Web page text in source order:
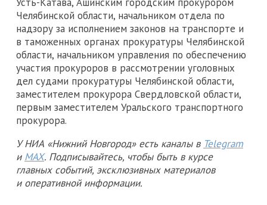
Челябинской области, начальником отдела по
надзору за исполнением законов на транспорте и
в таможенных органах прокуратуры Челябинской
области, начальником управления по обеспечению
участия прокуроров в рассмотрении уголовных
дел судами прокуратуры Челябинской области,
заместителем прокурора Свердловской области,
первым заместителем Уральского транспортного
прокурора.
У НИА «Нижний Новгород» есть каналы в Telegram
и MAX. Подписывайтесь, чтобы быть в курсе
главных событий, эксклюзивных материалов
и оперативной информации.